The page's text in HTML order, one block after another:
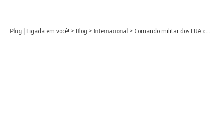
Plug | Ligada em você! > Blog > Internacional > Comando militar dos EUA chega à Venezuela para supervisionar apoio aos esforços de resgate